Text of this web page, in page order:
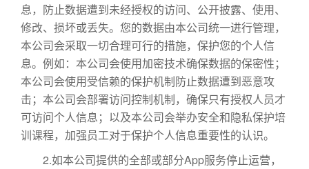
息，防止数据遭到未经授权的访问、公开披露、使用、
修改、损坏或丢失。您的数据由本公司统一进行管理，
本公司会采取一切合理可行的措施，保护您的个人信
息。例如：本公司会使用加密技术确保数据的保密性；
本公司会使用受信赖的保护机制防止数据遭到恶意攻
击；本公司会部署访问控制机制，确保只有授权人员才
可访问个人信息；以及本公司会举办安全和隐私保护培
训课程，加强员工对于保护个人信息重要性的认识。
2.如本公司提供的全部或部分App服务停止运营，